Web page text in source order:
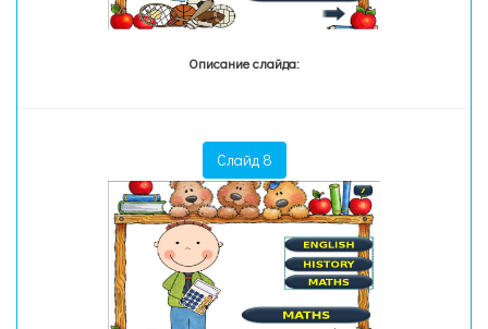
Описание слайда:
Слайд 8